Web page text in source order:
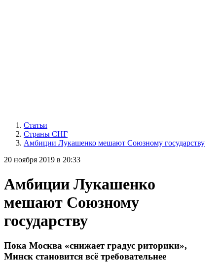
Статьи
Страны СНГ
Амбиции Лукашенко мешают Союзному государству
20 ноября 2019 в 20:33
Амбиции Лукашенко
мешают Союзному
государству
Пока Москва «снижает градус риторики»,
Минск становится всё требовательнее